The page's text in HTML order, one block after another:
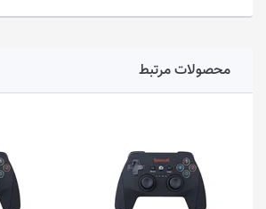
محصولات مرتبط